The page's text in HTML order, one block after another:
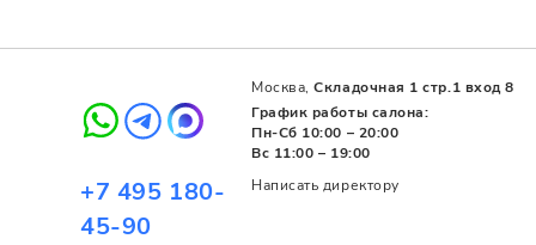
+7 495 180-
45-90
Написать директору
Москва,Складочная 1 стр.1 вход 8
График работы салона:
Пн-Сб 10:00 – 20:00
Вс 11:00 – 19:00